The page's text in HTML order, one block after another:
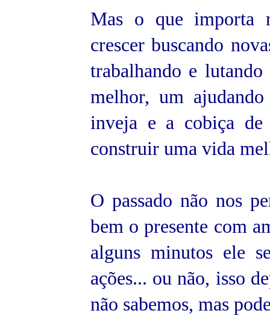
Mas o que importa
crescer buscando
trabalhando e
melhor, um
inveja e a cobiça de
construir uma vida
O passado não nos
bem o presente com
alguns minutos ele
ações... ou não, isso
não sabemos, mas